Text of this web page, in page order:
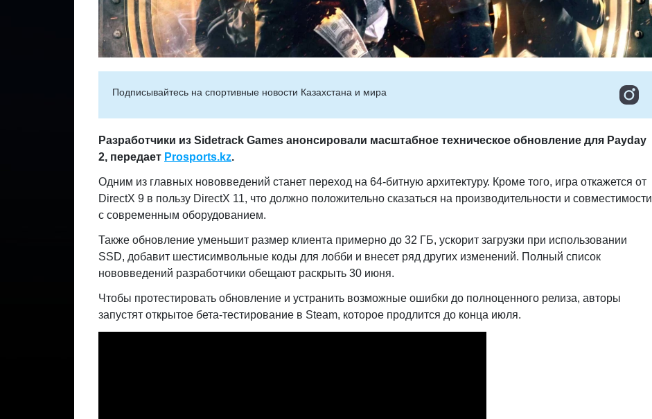
Подписывайтесь на cпортивные новости Казахстана и мира
Разработчики из Sidetrack Games анонсировали масштабное техническое обновление для Payday
2, передает Prosports.kz.
Одним из главных нововведений станет переход на 64-битную архитектуру. Кроме того, игра откажется от
DirectX 9 в пользу DirectX 11, что должно положительно сказаться на производительности и совместимости
с современным оборудованием.
Также обновление уменьшит размер клиента примерно до 32 ГБ, ускорит загрузки при использовании
SSD, добавит шестисимвольные коды для лобби и внесет ряд других изменений. Полный список
нововведений разработчики обещают раскрыть 30 июня.
Чтобы протестировать обновление и устранить возможные ошибки до полноценного релиза, авторы
запустят открытое бета-тестирование в Steam, которое продлится до конца июля.